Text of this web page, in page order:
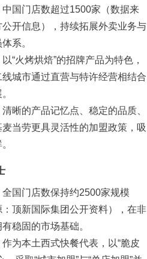
中国门店数超过1500家（数据来
开信息），持续拓展外卖业务与
系。
“火烤烘焙”的招牌产品为特色，
城市通过直营与特许经营相结合
清晰的产品记忆点、稳定的品质、
当劳更具灵活性的加盟政策，吸
全国门店数保持约2500家规模
顶新国际集团公开资料），在非
稳固的市场基础。
作为本土西式快餐代表，以“脆皮